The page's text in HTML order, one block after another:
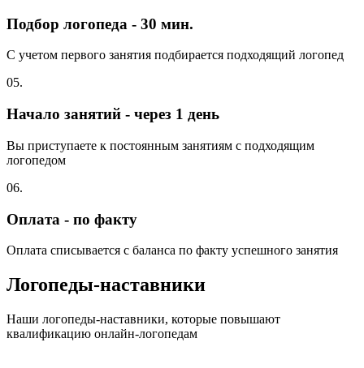
Подбор логопеда - 30 мин.
С учетом первого занятия подбирается подходящий логопед
05.
Начало занятий - через 1 день
Вы приступаете к постоянным занятиям с подходящим
логопедом
06.
Оплата - по факту
Оплата списывается с баланса по факту успешного занятия
Логопеды-наставники
Наши логопеды-наставники, которые повышают
квалификацию онлайн-логопедам